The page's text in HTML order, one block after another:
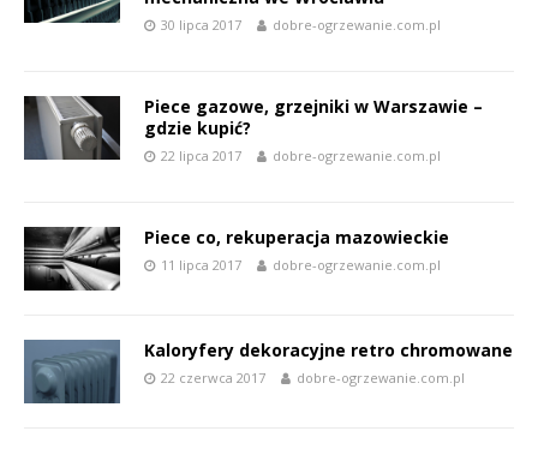
30 lipca 2017 dobre-ogrzewanie.com.pl
Piece gazowe, grzejniki w Warszawie –
gdzie kupić?
22 lipca 2017 dobre-ogrzewanie.com.pl
Piece co, rekuperacja mazowieckie
11 lipca 2017 dobre-ogrzewanie.com.pl
Kaloryfery dekoracyjne retro chromowane
22 czerwca 2017 dobre-ogrzewanie.com.pl